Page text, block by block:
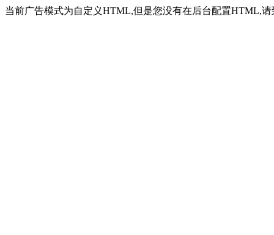
当前广告模式为自定义HTML,但是您没有在后台配置HTML,